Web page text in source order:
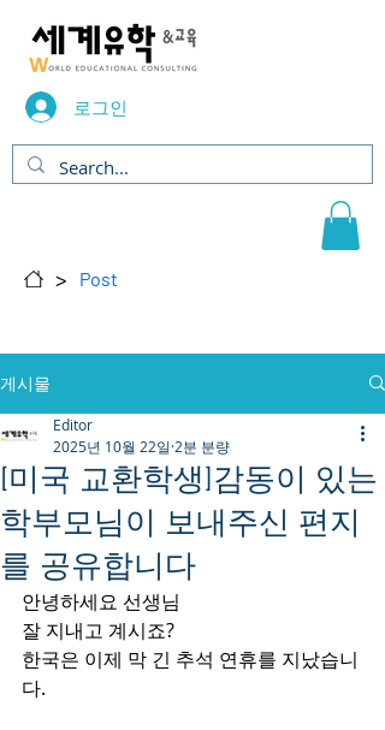
로그인
> Post
게시물
[미국 교환학생]감동이 있는
학부모님이 보내주신 편지
를 공유합니다
Editor
2025년 10월 22일 2분 분량
안녕하세요 선생님
잘 지내고 계시죠?
한국은 이제 막 긴 추석 연휴를 지났습니
다.